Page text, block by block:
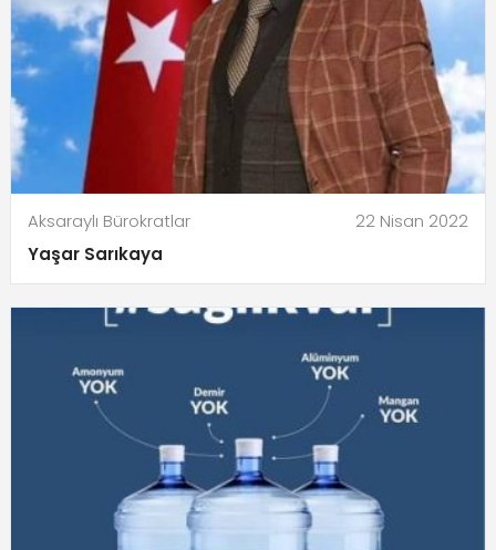
Aksaraylı Bürokratlar
22 Nisan 2022
Yaşar Sarıkaya